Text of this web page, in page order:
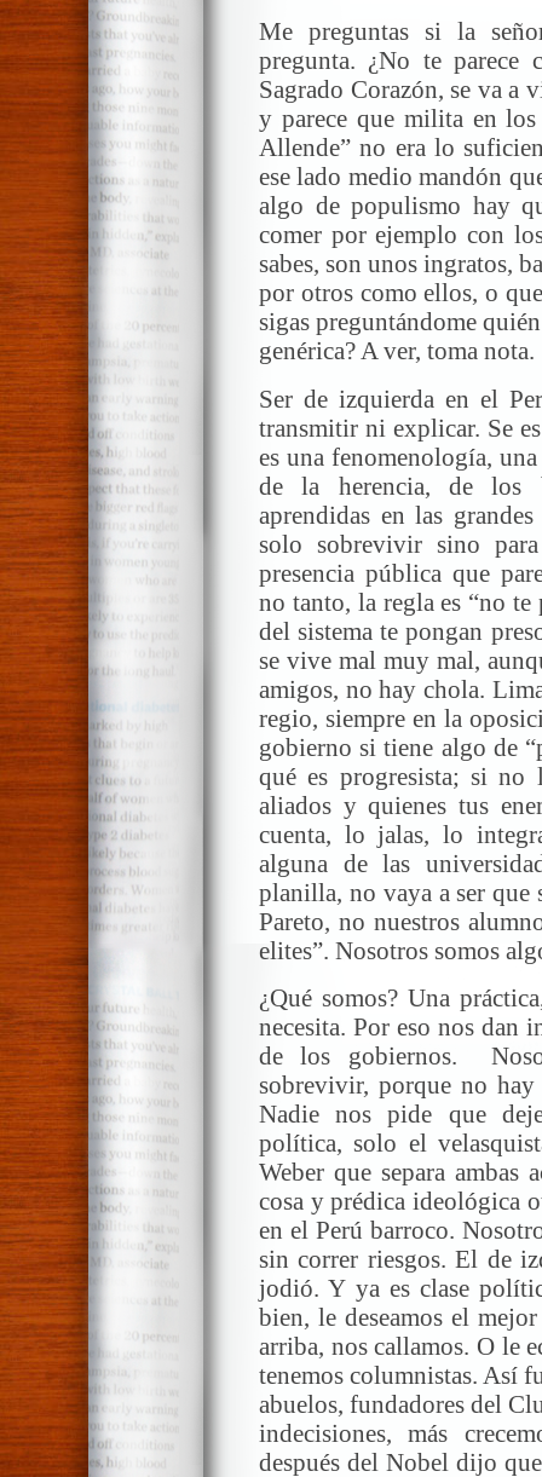
Me preguntas si la
pregunta. ¿No te parece
Sagrado Corazón, se va a
y parece que milita en
Allende” no era lo
ese lado medio mandón
algo de populismo hay
comer por ejemplo con
sabes, son unos ingratos,
por otros como ellos, o
sigas preguntándome
genérica? A ver, toma nota.
Ser de izquierda en el
transmitir ni explicar. Se
es una fenomenología,
de la herencia, de los
aprendidas en las
solo sobrevivir sino
presencia pública que
no tanto, la regla es “no te
del sistema te pongan
se vive mal muy mal,
amigos, no hay chola.
regio, siempre en la
gobierno si tiene algo de
qué es progresista; si no
aliados y quienes tus
cuenta, lo jalas, lo
alguna de las
planilla, no vaya a ser que
Pareto, no nuestros
elites”. Nosotros somos
¿Qué somos? Una
necesita. Por eso nos dan
de los gobiernos.
sobrevivir, porque no
Nadie nos pide que
política, solo el
Weber que separa ambas
cosa y prédica ideológica
en el Perú barroco.
sin correr riesgos. El de
jodió. Y ya es clase
bien, le deseamos el
arriba, nos callamos. O le
tenemos columnistas. Así
abuelos, fundadores del
indecisiones, más
después del Nobel dijo